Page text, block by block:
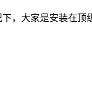
，大家是安装在顶